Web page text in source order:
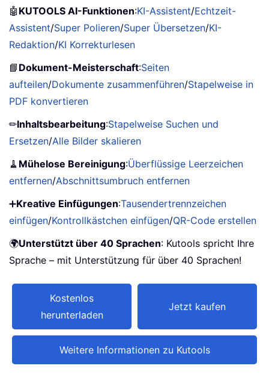
🤖 KUTOOLS AI-Funktionen:KI-Assistent/Echtzeit-
Assistent/Super Polieren/Super Übersetzen/KI-
Redaktion/KI Korrekturlesen
📘 Dokument-Meisterschaft:Seiten
aufteilen/Dokumente zusammenführen/Stapelweise in
PDF konvertieren
✏Inhaltsbearbeitung:Stapelweise Suchen und
Ersetzen/Alle Bilder skalieren
🧹 Mühelose Bereinigung:Überflüssige Leerzeichen
entfernen/Abschnittsumbruch entfernen
➕Kreative Einfügungen:Tausendertrennzeichen
einfügen/Kontrollkästchen einfügen/QR-Code erstellen
🌍Unterstützt über 40 Sprachen: Kutools spricht Ihre
Sprache – mit Unterstützung für über 40 Sprachen!
Kostenlos
herunterladen
Jetzt kaufen
Weitere Informationen zu Kutools